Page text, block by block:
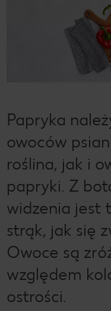
Papryka
owoców
roślina, jak i
papryki. Z
widzenia jest
strąk, jak się
Owoce są
względem
ostrości.